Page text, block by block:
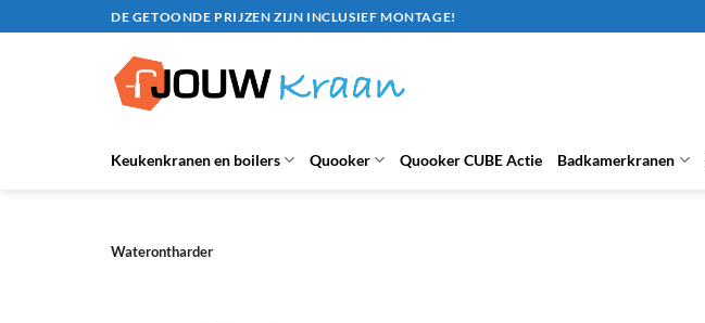
naar
DE GETOONDE PRIJZEN ZIJN INCLUSIEF MONTAGE!
Keukenkranen en boilers Quooker Quooker CUBE Actie Badkamerkranen
Waterontharder